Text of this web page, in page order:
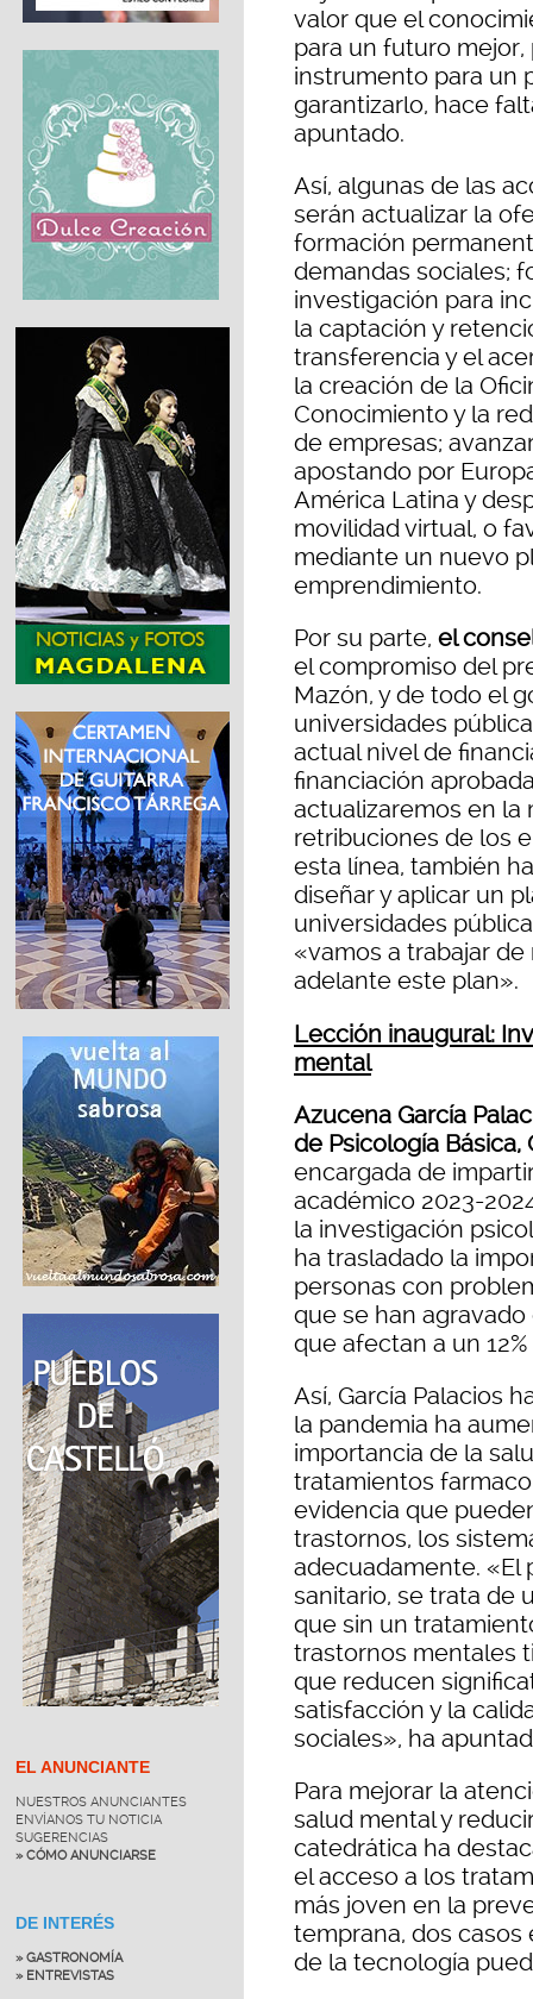
EL ANUNCIANTE
NUESTROS ANUNCIANTES
ENVÍANOS TU NOTICIA
SUGERENCIAS
» CÓMO ANUNCIARSE
DE INTERÉS
» GASTRONOMÍA
» ENTREVISTAS
valor que el
para un futuro
instrumento para un
garantizarlo, hace
apuntado.
Así, algunas de las
serán actualizar la
formación
demandas sociales;
investigación para
la captación y
transferencia y el
la creación de la
Conocimiento y la
de empresas;
apostando por
América Latina y
movilidad virtual, o
mediante un nuevo
emprendimiento.
Por su parte, el
el compromiso del
Mazón, y de todo el
universidades
actual nivel de
financiación
actualizaremos en la
retribuciones de los
esta línea, también
diseñar y aplicar un
universidades
«vamos a trabajar
adelante este plan».
Lección inaugural:
mental
Azucena García
de Psicología Básica,
encargada de
académico 2023-
la investigación
ha trasladado la
personas con
que se han agravado
que afectan a un
Así, García Palacios
la pandemia ha
importancia de la
tratamientos
evidencia que
trastornos, los
adecuadamente. «El
sanitario, se trata de
que sin un
trastornos mentales
que reducen
satisfacción y la
sociales», ha
Para mejorar la
salud mental y
catedrática ha
el acceso a los
más joven en la
temprana, dos
de la tecnología